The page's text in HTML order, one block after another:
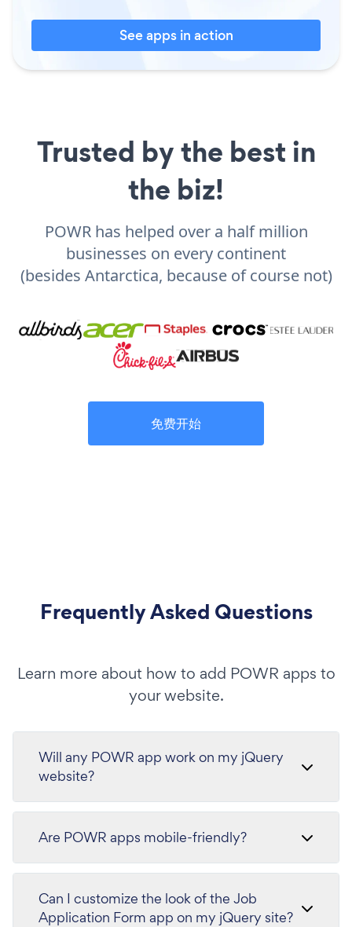
See apps in action
Trusted by the best in
the biz!
POWR has helped over a half million
businesses on every continent
(besides Antarctica, because of course not)
免费开始
Frequently Asked Questions
Learn more about how to add POWR apps to
your website.
Will any POWR app work on my jQuery
website?
Are POWR apps mobile-friendly?
Can I customize the look of the Job
Application Form app on my jQuery site?